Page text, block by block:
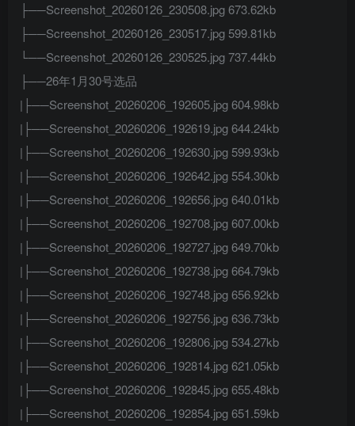
├──Screenshot_20260126_230508.jpg 673.62kb
├──Screenshot_20260126_230517.jpg 599.81kb
└──Screenshot_20260126_230525.jpg 737.44kb
├──26年1月30号选品
|├──Screenshot_20260206_192605.jpg 604.98kb
|├──Screenshot_20260206_192619.jpg 644.24kb
|├──Screenshot_20260206_192630.jpg 599.93kb
|├──Screenshot_20260206_192642.jpg 554.30kb
|├──Screenshot_20260206_192656.jpg 640.01kb
|├──Screenshot_20260206_192708.jpg 607.00kb
|├──Screenshot_20260206_192727.jpg 649.70kb
|├──Screenshot_20260206_192738.jpg 664.79kb
|├──Screenshot_20260206_192748.jpg 656.92kb
|├──Screenshot_20260206_192756.jpg 636.73kb
|├──Screenshot_20260206_192806.jpg 534.27kb
|├──Screenshot_20260206_192814.jpg 621.05kb
|├──Screenshot_20260206_192845.jpg 655.48kb
|├──Screenshot_20260206_192854.jpg 651.59kb